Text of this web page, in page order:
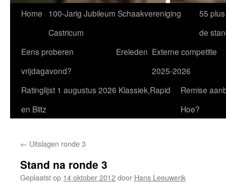
Home
100-Jarig Jubileum Schaakvereniging
Castricum
55
de
Eens proberen
vrijdagavond?
Ereleden Externe competitie
2025-2026
Ratinglijst 1 augustus 2026 Klassiek,Rapid
en Blitz
Remise
Hoe?
← Uitslagen ronde 3
Stand na ronde 3
Geplaatst op 14 oktober 2012door Hans Leeuwerik